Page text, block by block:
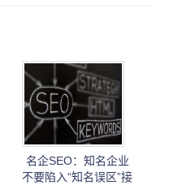
名企SEO：知名企业
不要陷入“知名误区”接